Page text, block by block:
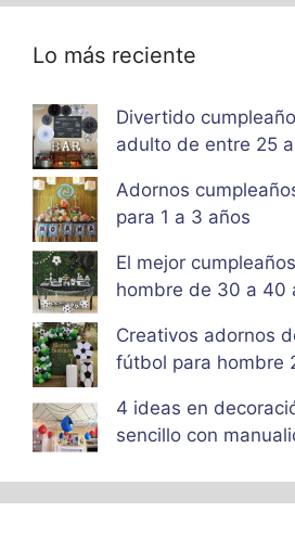
Lo más reciente
Divertido
adulto de entre 25
Adornos
para 1 a 3 años
El mejor
hombre de 30 a 40
Creativos adornos
fútbol para hombre
4 ideas en
sencillo con